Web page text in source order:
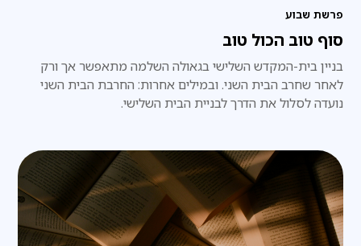
פרשת שבוע
סוף טוב הכול טוב
בניין בית-המקדש השלישי בגאולה השלמה מתאפשר אך ורק
לאחר שחרב הבית השני. ובמילים אחרות: החרבת הבית השני
נועדה לסלול את הדרך לבניית הבית השלישי.